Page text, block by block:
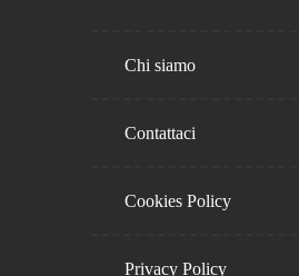
Chi siamo
Contattaci
Cookies Policy​
Privacy Policy​